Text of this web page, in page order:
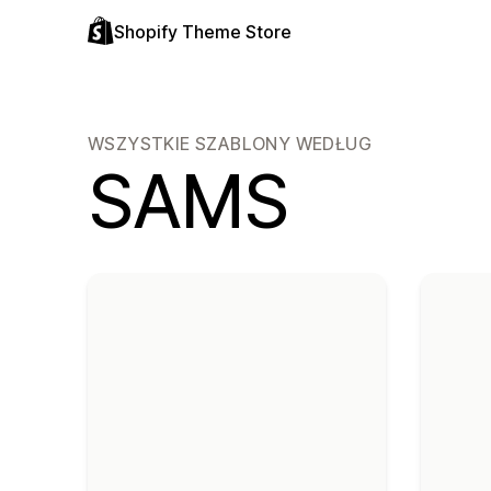
Shopify Theme Store
WSZYSTKIE SZABLONY WEDŁUG
SAMS